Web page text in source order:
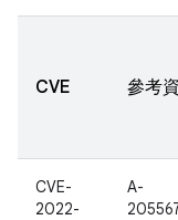
CVE 參考
CVE-
2022-
A-